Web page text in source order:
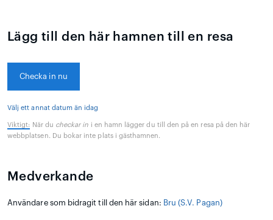
Lägg till den här hamnen till en resa
Checka in nu
Välj ett annat datum än idag
Viktigt: När du checkar in i en hamn lägger du till den på en resa på den här
webbplatsen. Du bokar inte plats i gästhamnen.
Medverkande
Användare som bidragit till den här sidan: Bru (S.V. Pagan)